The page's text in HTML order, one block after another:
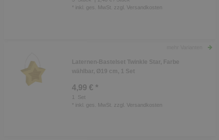
* inkl. ges. MwSt. zzgl. Versandkosten
Laternen-Bastelset Twinkle Star, Farbe
wählbar, Ø19 cm, 1 Set
4,99 € *
Set
* inkl. ges. MwSt. zzgl. Versandkosten